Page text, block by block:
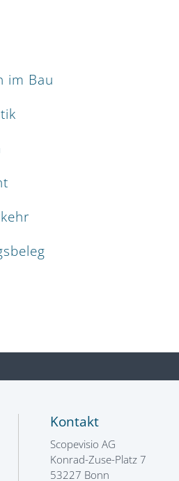
im Bau
Kontakt
Scopevisio AG
Konrad-Zuse-Platz 7
53227 Bonn